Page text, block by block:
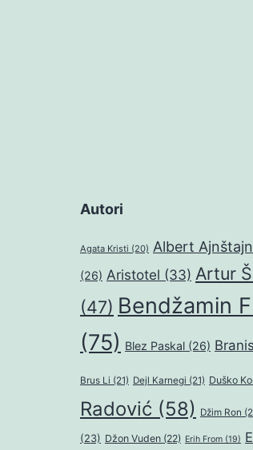
Autori
Agata Kristi (20) Albert Ajnštajn
(26) Aristotel (33) Artur
(47) Bendžamin
(75) Blez Paskal (26)
Brus Li (21) Dejl Karnegi (21) Duško
Radović (58) Džim Ron
(23) Džon Vuden (22) Erih From (19)